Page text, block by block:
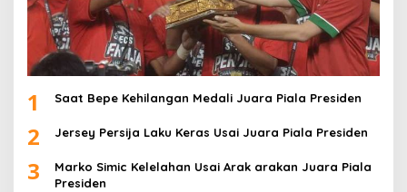
1 Saat Bepe Kehilangan Medali Juara Piala Presiden
2 Jersey Persija Laku Keras Usai Juara Piala Presiden
3
Marko Simic Kelelahan Usai Arak arakan Juara Piala
Presiden